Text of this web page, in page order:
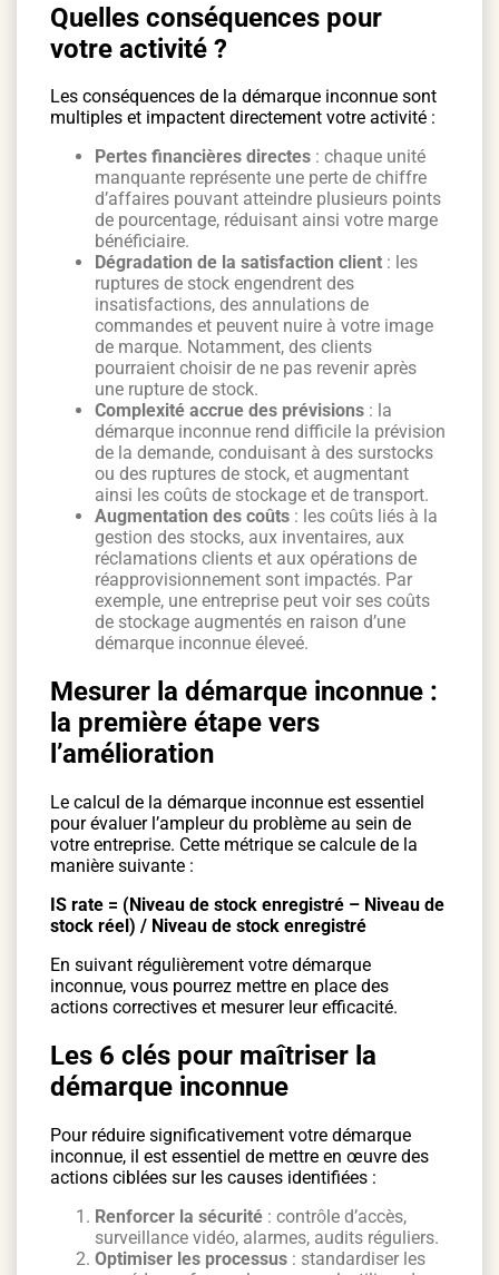
Quelles conséquences pour
votre activité ?
Les conséquences de la démarque inconnue sont
multiples et impactent directement votre activité :
Pertes financières directes : chaque unité
manquante représente une perte de chiffre
d’affaires pouvant atteindre plusieurs points
de pourcentage, réduisant ainsi votre marge
bénéficiaire.
Dégradation de la satisfaction client : les
ruptures de stock engendrent des
insatisfactions, des annulations de
commandes et peuvent nuire à votre image
de marque. Notamment, des clients
pourraient choisir de ne pas revenir après
une rupture de stock.
Complexité accrue des prévisions : la
démarque inconnue rend difficile la prévision
de la demande, conduisant à des surstocks
ou des ruptures de stock, et augmentant
ainsi les coûts de stockage et de transport.
Augmentation des coûts : les coûts liés à la
gestion des stocks, aux inventaires, aux
réclamations clients et aux opérations de
réapprovisionnement sont impactés. Par
exemple, une entreprise peut voir ses coûts
de stockage augmentés en raison d’une
démarque inconnue éleveé.
Mesurer la démarque inconnue :
la première étape vers
l’amélioration
Le calcul de la démarque inconnue est essentiel
pour évaluer l’ampleur du problème au sein de
votre entreprise. Cette métrique se calcule de la
manière suivante :
IS rate = (Niveau de stock enregistré – Niveau de
stock réel) / Niveau de stock enregistré
En suivant régulièrement votre démarque
inconnue, vous pourrez mettre en place des
actions correctives et mesurer leur efficacité.
Les 6 clés pour maîtriser la
démarque inconnue
Pour réduire significativement votre démarque
inconnue, il est essentiel de mettre en œuvre des
actions ciblées sur les causes identifiées :
Renforcer la sécurité : contrôle d’accès,
surveillance vidéo, alarmes, audits réguliers.
Optimiser les processus : standardiser les